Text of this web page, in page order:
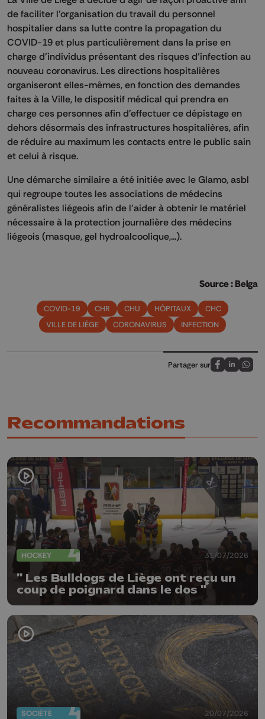
de faciliter l'organisation du travail du personnel
hospitalier dans sa lutte contre la propagation du
COVID-19 et plus particulièrement dans la prise en
charge d'individus présentant des risques d'infection au
nouveau coronavirus. Les directions hospitalières
organiseront elles-mêmes, en fonction des demandes
faites à la Ville, le dispositif médical qui prendra en
charge ces personnes afin d'effectuer ce dépistage en
dehors désormais des infrastructures hospitalières, afin
de réduire au maximum les contacts entre le public sain
et celui à risque.
Une démarche similaire a été initiée avec le Glamo, asbl
qui regroupe toutes les associations de médecins
généralistes liégeois afin de l'aider à obtenir le matériel
nécessaire à la protection journalière des médecins
liégeois (masque, gel hydroalcoolique,...).
Source : Belga
COVID-19 CHR CHU HÔPITAUX
CHC
VILLE DE LIÈGE
CORONAVIRUS INFECTION
Partager sur
Partagez sur
Partagez
Recommandations
HOCKEY 31/07/2026
" Les Bulldogs de Liège ont reçu un
coup de poignard dans le dos "
SOCIÉTÉ 20/07/2026